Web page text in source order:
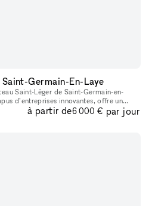
Germain-En-Laye
Saint-Léger de Saint-Germain-en-
d’entreprises innovantes, offre un
néogothique de la Belle Époque e
à partir de6 000 € par jour